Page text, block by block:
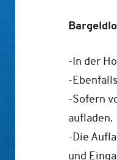
-In der
-
-Sofern
aufladen.
-Die
und